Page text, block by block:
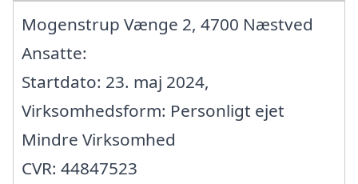
Mogenstrup Vænge 2, 4700 Næstved
Ansatte:
Startdato: 23. maj 2024,
Virksomhedsform: Personligt ejet
Mindre Virksomhed
CVR: 44847523